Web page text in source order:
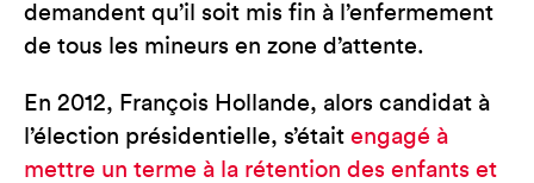
demandent qu’il soit mis fin à l’enfermement
de tous les mineurs en zone d’attente.
En 2012, François Hollande, alors candidat à
l’élection présidentielle, s’était engagé à
mettre un terme à la rétention des enfants et